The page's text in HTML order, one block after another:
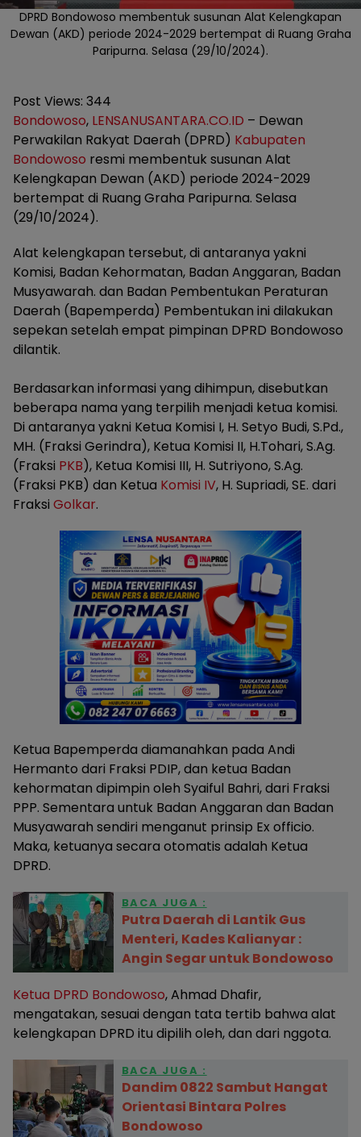
DPRD Bondowoso membentuk susunan Alat Kelengkapan
Dewan (AKD) periode 2024-2029 bertempat di Ruang Graha
Paripurna. Selasa (29/10/2024).
Post Views: 344
Bondowoso, LENSANUSANTARA.CO.ID – Dewan
Perwakilan Rakyat Daerah (DPRD) Kabupaten
Bondowoso resmi membentuk susunan Alat
Kelengkapan Dewan (AKD) periode 2024-2029
bertempat di Ruang Graha Paripurna. Selasa
(29/10/2024).
Alat kelengkapan tersebut, di antaranya yakni
Komisi, Badan Kehormatan, Badan Anggaran, Badan
Musyawarah. dan Badan Pembentukan Peraturan
Daerah (Bapemperda) Pembentukan ini dilakukan
sepekan setelah empat pimpinan DPRD Bondowoso
dilantik.
Berdasarkan informasi yang dihimpun, disebutkan
beberapa nama yang terpilih menjadi ketua komisi.
Di antaranya yakni Ketua Komisi I, H. Setyo Budi, S.Pd.,
MH. (Fraksi Gerindra), Ketua Komisi II, H.Tohari, S.Ag.
(Fraksi PKB), Ketua Komisi III, H. Sutriyono, S.Ag.
(Fraksi PKB) dan Ketua Komisi IV, H. Supriadi, SE. dari
Fraksi Golkar.
Ketua Bapemperda diamanahkan pada Andi
Hermanto dari Fraksi PDIP, dan ketua Badan
kehormatan dipimpin oleh Syaiful Bahri, dari Fraksi
PPP. Sementara untuk Badan Anggaran dan Badan
Musyawarah sendiri menganut prinsip Ex officio.
Maka, ketuanya secara otomatis adalah Ketua
DPRD.
BACA JUGA :
Putra Daerah di Lantik Gus
Menteri, Kades Kalianyar :
Angin Segar untuk Bondowoso
Ketua DPRD Bondowoso, Ahmad Dhafir,
mengatakan, sesuai dengan tata tertib bahwa alat
kelengkapan DPRD itu dipilih oleh, dan dari nggota.
BACA JUGA :
Dandim 0822 Sambut Hangat
Orientasi Bintara Polres
Bondowoso